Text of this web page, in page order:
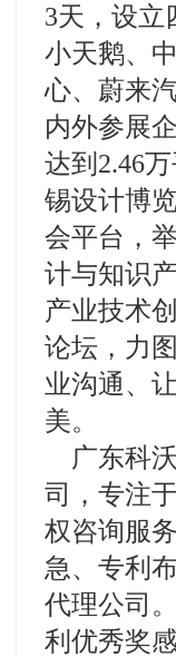
3天，设立
小天鹅、
心、蔚来
内外参展
达到2.46
锡设计博
会平台，
计与知识
产业技术
论坛，力
业沟通、
美。
广东科
司，专注
权咨询服
急、专利
代理公司
利优秀奖